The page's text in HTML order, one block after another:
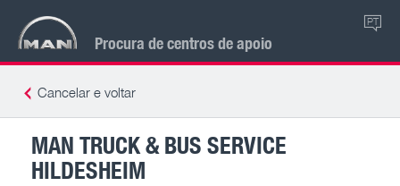
Procura de centros de apoio
PT
Cancelar e voltar
MAN TRUCK & BUS SERVICE
HILDESHEIM